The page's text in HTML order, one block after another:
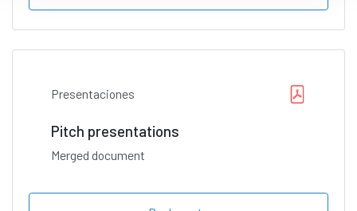
Presentaciones
Pitch presentations
Merged document